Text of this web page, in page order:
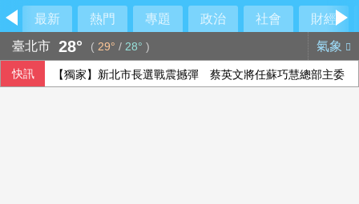
最新 熱門 專題 政治 社會
財經
臺北市 28° ( 29° / 28° ) 氣象
快訊 【獨家】新北市長選戰震撼彈 蔡英文將任蘇巧慧總部主委